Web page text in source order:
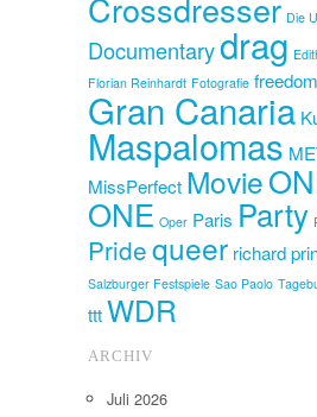
Crossdresser Die
Documentarydrag
Florian Reinhardt Fotografie freedom
Gran Canaria
Maspalomas
MissPerfect Movie
ONE Oper Paris Party
Pridequeer richard
Salzburger Festspiele Sao Paolo
tttWDR
ARCHIV
Juli 2026